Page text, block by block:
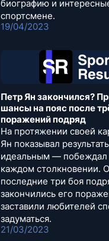
биографию и
спортсмене.
19/04/2023
Петр Ян закончился?
шансы на пояс после
поражений подряд
На протяжении своей
Ян показывал
идеальным — побеждал
каждом столкновении.
последние три боя
закончились его
заставили любителей
задуматься.
21/03/2023